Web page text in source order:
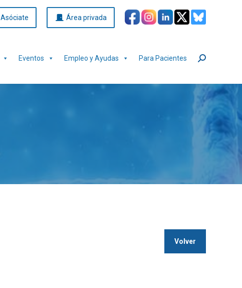
Asóciate Área privada
Eventos Empleo y Ayudas Para Pacientes Buscar:
Volver